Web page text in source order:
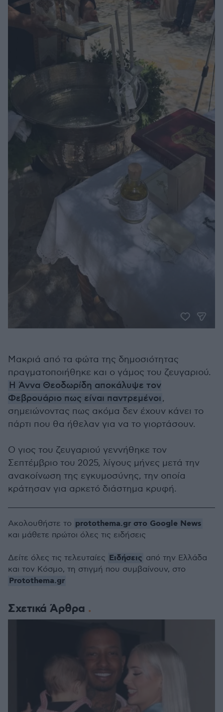
Μακριά από τα φώτα της δημοσιότητας
πραγματοποιήθηκε και ο γάμος του ζευγαριού.
Η Άννα Θεοδωρίδη αποκάλυψε τον
Φεβρουάριο πως είναι παντρεμένοι,
σημειώνοντας πως ακόμα δεν έχουν κάνει το
πάρτι που θα ήθελαν για να το γιορτάσουν.
Ο γιος του ζευγαριού γεννήθηκε τον
Σεπτέμβριο του 2025, λίγους μήνες μετά την
ανακοίνωση της εγκυμοσύνης, την οποία
κράτησαν για αρκετό διάστημα κρυφή.
Σχετικά Άρθρα
Ακολουθήστε το protothema.gr στο Google News
και μάθετε πρώτοι όλες τις ειδήσεις
Δείτε όλες τις τελευταίες Ειδήσεις από την Ελλάδα
και τον Κόσμο, τη στιγμή που συμβαίνουν, στο
Protothema.gr